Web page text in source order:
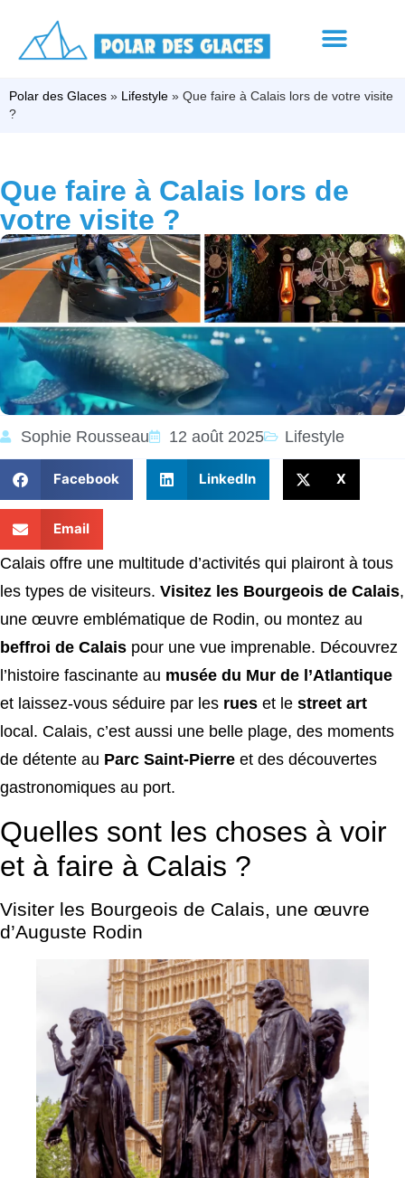
Polar des Glaces » Lifestyle » Que faire à Calais lors de votre visite
?
Que faire à Calais lors de
votre visite ?
Sophie Rousseau 12 août 2025 Lifestyle
Facebook LinkedIn X
Email
Calais offre une multitude d’activités qui plairont à tous
les types de visiteurs. Visitez les Bourgeois de Calais,
une œuvre emblématique de Rodin, ou montez au
beffroi de Calais pour une vue imprenable. Découvrez
l’histoire fascinante au musée du Mur de l’Atlantique
et laissez-vous séduire par les rues et le street art
local. Calais, c’est aussi une belle plage, des moments
de détente au Parc Saint-Pierre et des découvertes
gastronomiques au port.
Quelles sont les choses à voir
et à faire à Calais ?
Visiter les Bourgeois de Calais, une œuvre
d’Auguste Rodin